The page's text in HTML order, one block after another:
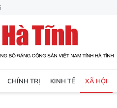
CHÍNH TRỊ KINH TẾ XÃ HỘI